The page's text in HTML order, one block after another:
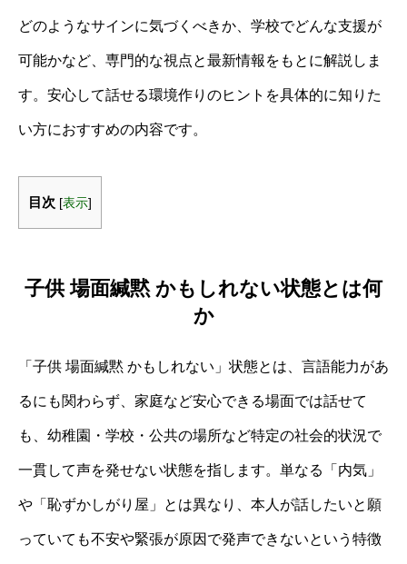
どのようなサインに気づくべきか、学校でどんな支援が
可能かなど、専門的な視点と最新情報をもとに解説しま
す。安心して話せる環境作りのヒントを具体的に知りた
い方におすすめの内容です。
目次 [表示]
子供 場面緘黙 かもしれない状態とは何
か
「子供 場面緘黙 かもしれない」状態とは、言語能力があ
るにも関わらず、家庭など安心できる場面では話せて
も、幼稚園・学校・公共の場所など特定の社会的状況で
一貫して声を発せない状態を指します。単なる「内気」
や「恥ずかしがり屋」とは異なり、本人が話したいと願
っていても不安や緊張が原因で発声できないという特徴